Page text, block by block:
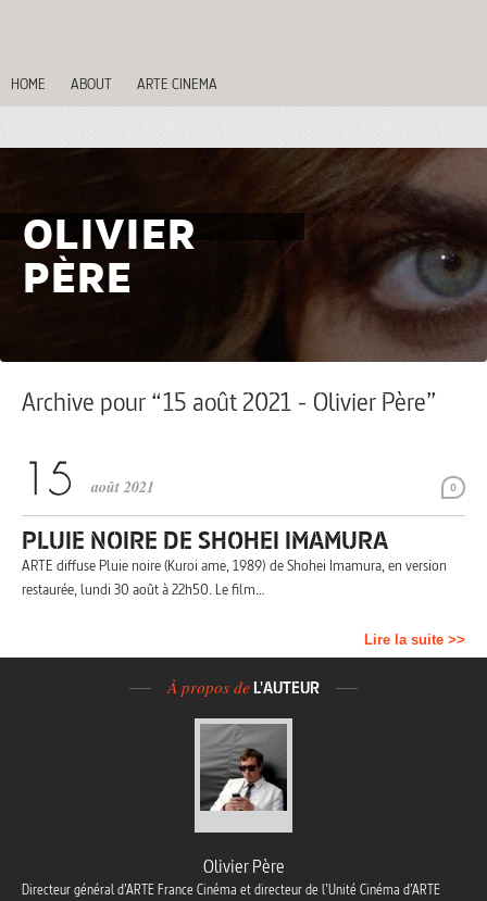
HOME ABOUT ARTE CINEMA
OLIVIER
PÈRE
Archive pour “15 août 2021 - Olivier Père”
0
août 2021
PLUIE NOIRE DE SHOHEI IMAMURA
ARTE diffuse Pluie noire (Kuroi ame, 1989) de Shohei Imamura, en version
restaurée, lundi 30 août à 22h50. Le film…
Lire la suite >>
À propos de L'AUTEUR
Olivier Père
Directeur général d’ARTE France Cinéma et directeur de l’Unité Cinéma d’ARTE